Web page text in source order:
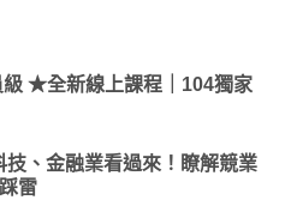
級 ★全新線上課程｜104獨家
技、金融業看過來！瞭解競業
雷